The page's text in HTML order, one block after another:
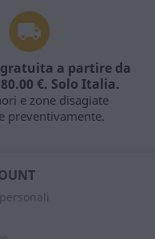
a partire da
€. Solo Italia.
e zone disagiate
preventivamente.